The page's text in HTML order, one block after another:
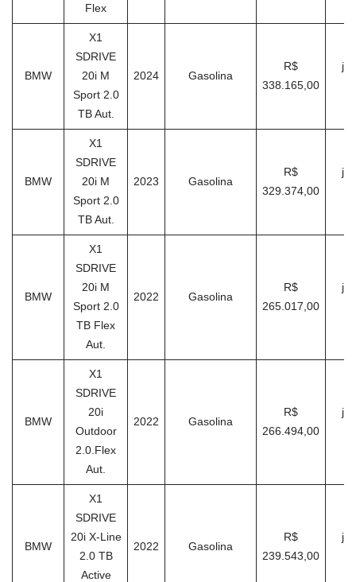
Flex
BMW
X1
SDRIVE
20i M
Sport 2.0
TB Aut.
2024 Gasolina
R$
338.165,00
BMW
X1
SDRIVE
20i M
Sport 2.0
TB Aut.
2023 Gasolina
R$
329.374,00
BMW
X1
SDRIVE
20i M
Sport 2.0
TB Flex
Aut.
2022 Gasolina
R$
265.017,00
BMW
X1
SDRIVE
20i
Outdoor
2.0.Flex
Aut.
2022 Gasolina
R$
266.494,00
BMW
X1
SDRIVE
20i X-Line
2.0 TB
Active
2022 Gasolina
R$
239.543,00